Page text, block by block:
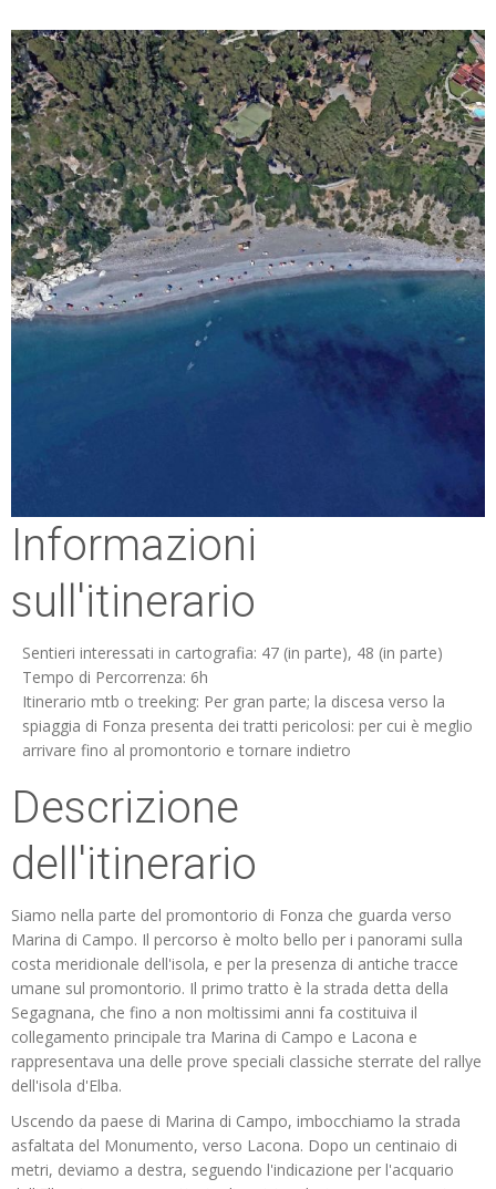
Informazioni
sull'itinerario
Sentieri interessati in cartografia: 47 (in parte), 48 (in parte)
Tempo di Percorrenza: 6h
Itinerario mtb o treeking: Per gran parte; la discesa verso la
spiaggia di Fonza presenta dei tratti pericolosi: per cui è meglio
arrivare fino al promontorio e tornare indietro
Descrizione
dell'itinerario
Siamo nella parte del promontorio di Fonza che guarda verso
Marina di Campo. Il percorso è molto bello per i panorami sulla
costa meridionale dell'isola, e per la presenza di antiche tracce
umane sul promontorio. Il primo tratto è la strada detta della
Segagnana, che fino a non moltissimi anni fa costituiva il
collegamento principale tra Marina di Campo e Lacona e
rappresentava una delle prove speciali classiche sterrate del rallye
dell'isola d'Elba.
Uscendo da paese di Marina di Campo, imbocchiamo la strada
asfaltata del Monumento, verso Lacona. Dopo un centinaio di
metri, deviamo a destra, seguendo l'indicazione per l'acquario